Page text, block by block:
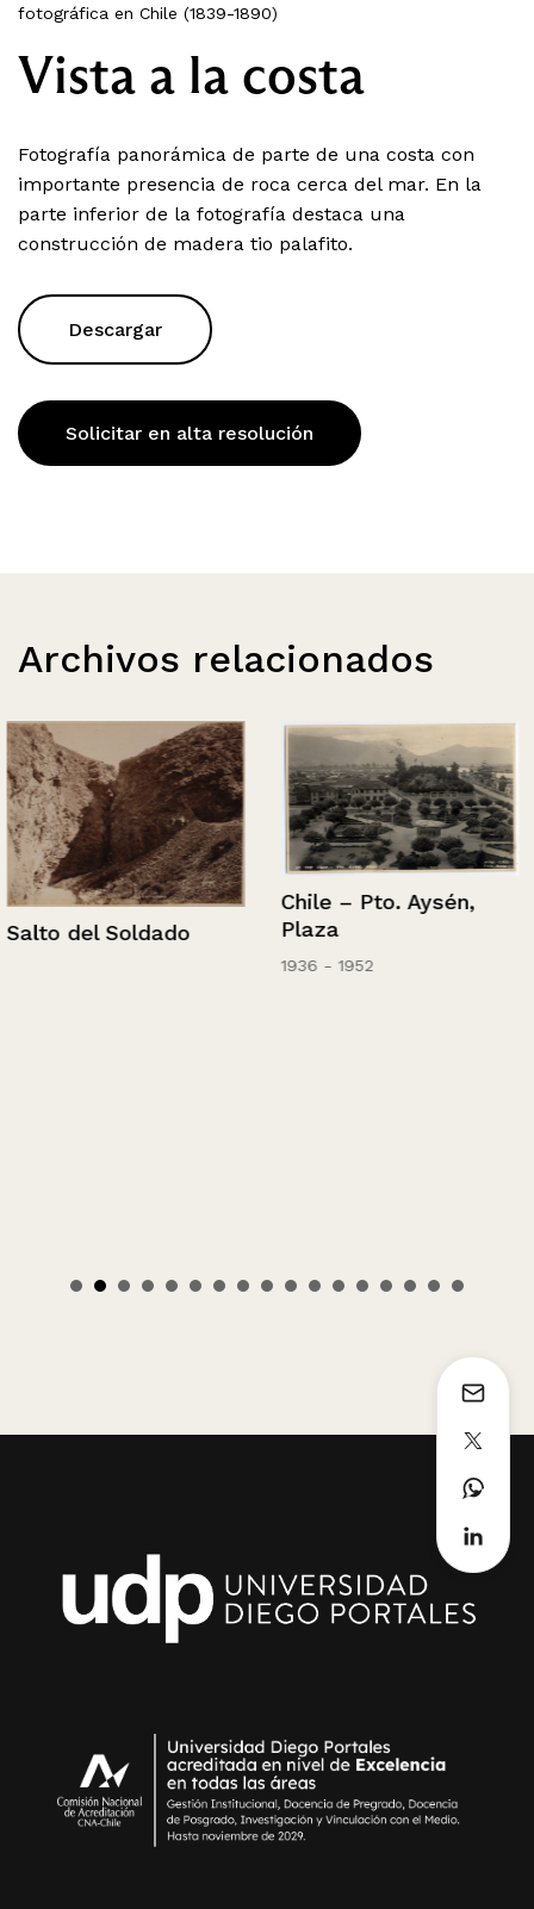
fotográfica en Chile (1839-1890)
Vista a la costa
Fotografía panorámica de parte de una costa con
importante presencia de roca cerca del mar. En la
parte inferior de la fotografía destaca una
construcción de madera tio palafito.
Descargar
Solicitar en alta resolución
Archivos relacionados
Salto del Soldado
Chile – Pto. Aysén,
Plaza
1936 - 1952